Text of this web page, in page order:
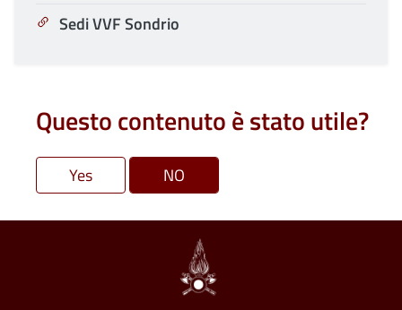
Sedi VVF Sondrio
Questo contenuto è stato utile?